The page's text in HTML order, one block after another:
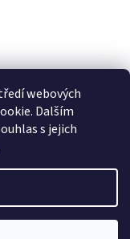
webových
Dalším
s jejich
vyhrazena.